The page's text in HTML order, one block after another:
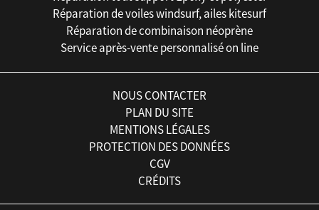
Réparation de voiles windsurf, ailes kitesurf
Réparation de combinaison néoprène
Service après-vente personnalisé on line
NOUS CONTACTER
PLAN DU SITE
MENTIONS LÉGALES
PROTECTION DES DONNÉES
CGV
CRÉDITS